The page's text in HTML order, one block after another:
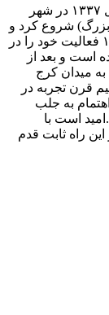
آقای محسن توکل حرفه ساعت سازی را از سال ۱۳۳۷ در شهر
بزرگ) شروع کرد و
پس از سالها کسب تجربه و مهارت در سال ۱۳۴۴ فعالیت خود را در
است و بعد از
میدان کرج
قرن تجربه در
به جلب
است با
راه ثابت قدم